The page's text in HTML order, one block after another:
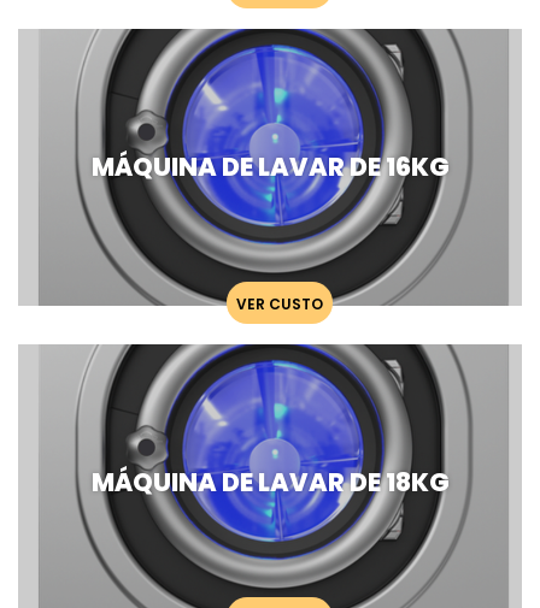
MÁQUINA DE LAVAR DE 16KG
VER CUSTO
MÁQUINA DE LAVAR DE 18KG